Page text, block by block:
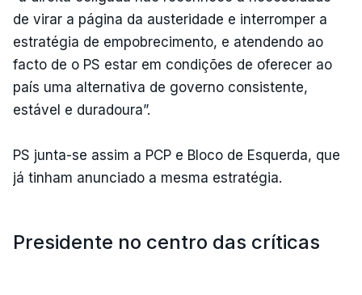
de virar a página da austeridade e interromper a
estratégia de empobrecimento, e atendendo ao
facto de o PS estar em condições de oferecer ao
país uma alternativa de governo consistente,
estável e duradoura”.
PS junta-se assim a PCP e Bloco de Esquerda, que
já tinham anunciado a mesma estratégia.
Presidente no centro das críticas